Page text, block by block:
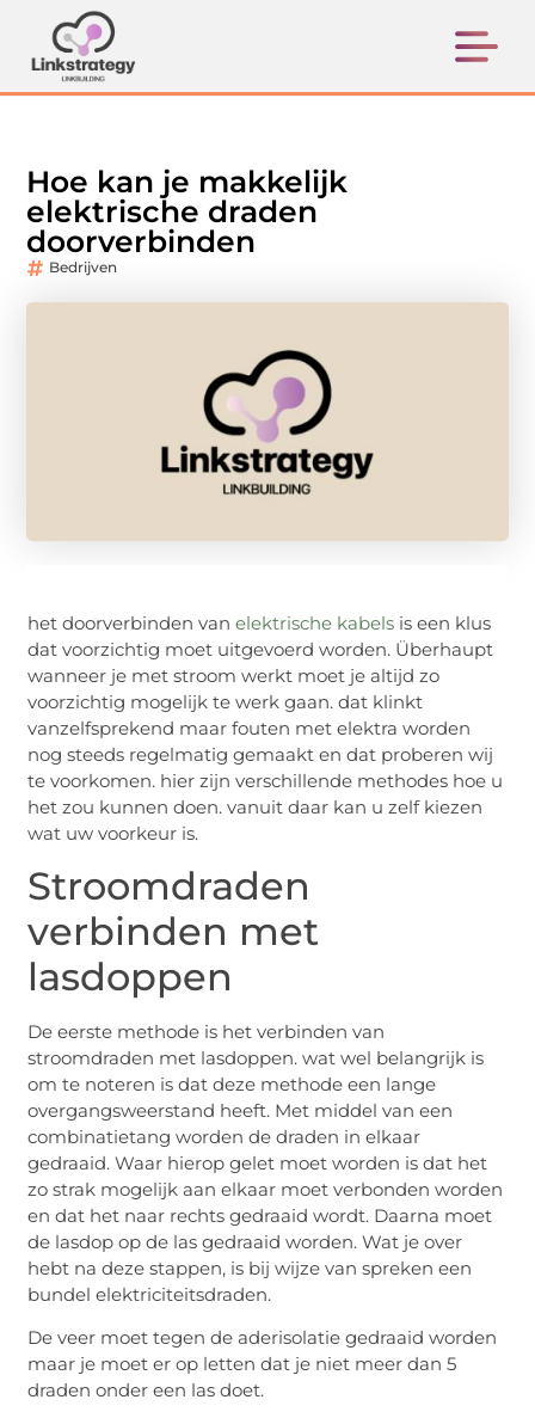
Hoe kan je makkelijk
elektrische draden
doorverbinden
Bedrijven
het doorverbinden vanelektrische kabels is een klus
dat voorzichtig moet uitgevoerd worden. Überhaupt
wanneer je met stroom werkt moet je altijd zo
voorzichtig mogelijk te werk gaan. dat klinkt
vanzelfsprekend maar fouten met elektra worden
nog steeds regelmatig gemaakt en dat proberen wij
te voorkomen. hier zijn verschillende methodes hoe u
het zou kunnen doen. vanuit daar kan u zelf kiezen
wat uw voorkeur is.
Stroomdraden
verbinden met
lasdoppen
De eerste methode is het verbinden van
stroomdraden met lasdoppen. wat wel belangrijk is
om te noteren is dat deze methode een lange
overgangsweerstand heeft. Met middel van een
combinatietang worden de draden in elkaar
gedraaid. Waar hierop gelet moet worden is dat het
zo strak mogelijk aan elkaar moet verbonden worden
en dat het naar rechts gedraaid wordt. Daarna moet
de lasdop op de las gedraaid worden. Wat je over
hebt na deze stappen, is bij wijze van spreken een
bundel elektriciteitsdraden.
De veer moet tegen de aderisolatie gedraaid worden
maar je moet er op letten dat je niet meer dan 5
draden onder een las doet.